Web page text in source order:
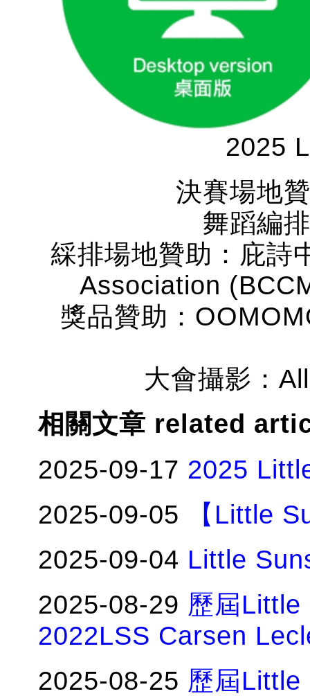
2025
決賽場地
舞蹈編
綵排場地贊助：庇詩
Association
獎品贊助：
大會攝影：
相關文章 related
2025-09-17 2025
2025-09-05
【Little
2025-09-04 Little
2025-08-29 歷屆Little
2022LSS Carsen
2025-08-25 歷屆Little